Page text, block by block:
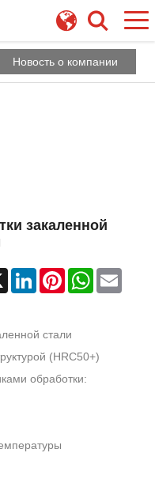
Новость о компании
закаленной
LinkedIn Pinterest WhatsApp
стали
(HRC50+)
обработки: